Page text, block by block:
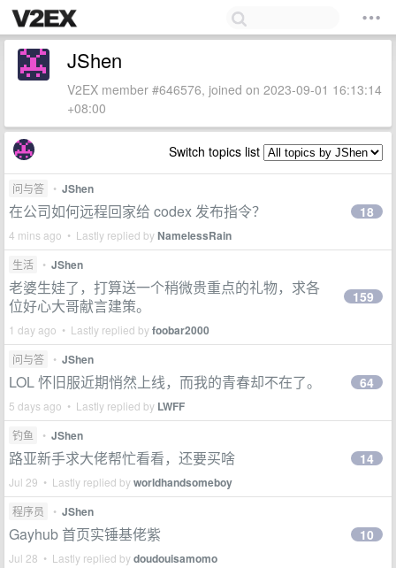
JShen
V2EX member #646576, joined on 2023-09-01 16:13:14
+08:00
Switch topics list
问与答 • JShen
在公司如何远程回家给 codex 发布指令？
4 mins ago • Lastly replied byNamelessRain
18
生活 • JShen
老婆生娃了，打算送一个稍微贵重点的礼物，求各
位好心大哥献言建策。
1 day ago • Lastly replied byfoobar2000
159
问与答 • JShen
LOL 怀旧服近期悄然上线，而我的青春却不在了。
5 days ago • Lastly replied by LWFF
64
钓鱼 • JShen
路亚新手求大佬帮忙看看，还要买啥
Jul 29 • Lastly replied byworldhandsomeboy
14
程序员 • JShen
Gayhub 首页实锤基佬紫
Jul 28 • Lastly replied bydoudouisamomo
10